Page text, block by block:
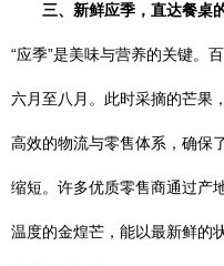
三、新鲜应季，直达餐桌
“应季”是美味与营养的关键。
六月至八月。此时采摘的芒果
高效的物流与零售体系，确保
缩短。许多优质零售商通过产
温度的金煌芒，能以最新鲜的